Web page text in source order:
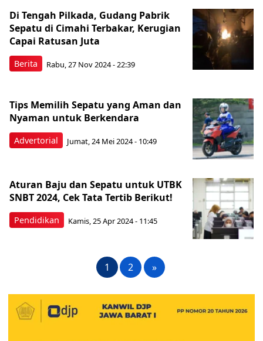
Berita
Di Tengah Pilkada, Gudang Pabrik
Sepatu di Cimahi Terbakar, Kerugian
Capai Ratusan Juta
Rabu, 27 Nov 2024 - 22:39
Advertorial
Tips Memilih Sepatu yang Aman dan
Nyaman untuk Berkendara
Jumat, 24 Mei 2024 - 10:49
Pendidikan
Aturan Baju dan Sepatu untuk UTBK
SNBT 2024, Cek Tata Tertib Berikut!
Kamis, 25 Apr 2024 - 11:45
1 2 »